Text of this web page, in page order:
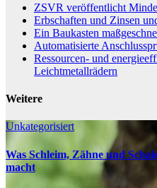
ZSVR veröffentlicht
Erbschaften und Zinsen
Ein Baukasten
Automatisierte
Ressourcen- und
Leichtmetallrädern
Weitere
Unkategorisiert
Was Schleim, Zähne und
macht